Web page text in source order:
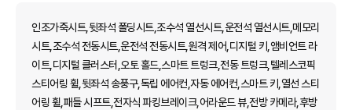
인조가죽시트,뒷좌석 폴딩시트,조수석 열선시트,운전석 열선시트,메모리
시트,조수석 전동시트,운전석 전동시트,원격 제어,디지털 키,앰비언트 라
이트,디지털 클러스터,오토 홀드,스마트 트렁크,전동 트렁크,텔레스코픽
스티어링 휠,뒷좌석 송풍구,독립 에어컨,자동 에어컨,스마트 키,열선 스티
어링 휠,패들 시프트,전자식 파킹브레이크,어라운드 뷰,전방 카메라,후방